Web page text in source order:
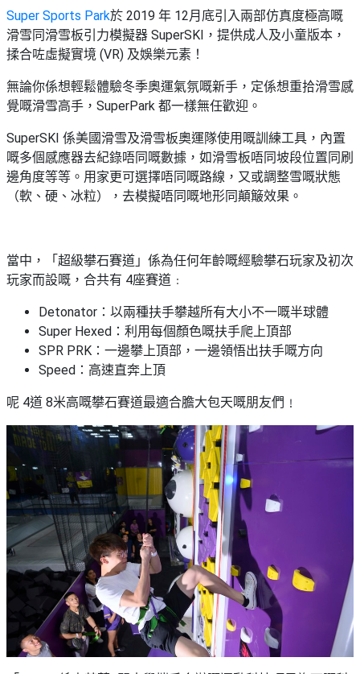
Super Sports Park於 2019 年 12月底引入兩部仿真度極高嘅
滑雪同滑雪板引力模擬器 SuperSKI，提供成人及小童版本，
揉合咗虛擬實境 (VR) 及娛樂元素！
無論你係想輕鬆體驗冬季奧運氣氛嘅新手，定係想重拾滑雪感
覺嘅滑雪高手，SuperPark 都一樣無任歡迎。
SuperSKI 係美國滑雪及滑雪板奧運隊使用嘅訓練工具，內置
嘅多個感應器去紀錄唔同嘅數據，如滑雪板唔同坡段位置同刷
邊角度等等。用家更可選擇唔同嘅路線，又或調整雪嘅狀態
（軟、硬、冰粒），去模擬唔同嘅地形同顛簸效果。
當中，「超級攀石賽道」係為任何年齡嘅經驗攀石玩家及初次
玩家而設嘅，合共有 4座賽道﹕
Detonator：以兩種扶手攀越所有大小不一嘅半球體
Super Hexed：利用每個顏色嘅扶手爬上頂部
SPR PRK：一邊攀上頂部，一邊領悟出扶手嘅方向
Speed：高速直奔上頂
呢 4道 8米高嘅攀石賽道最適合膽大包天嘅朋友們﹗